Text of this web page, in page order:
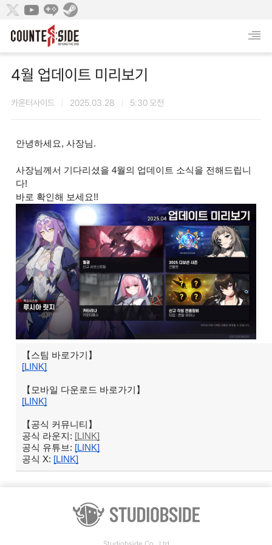
4월 업데이트 미리보기
카운터사이드 2025.03.28 5:30 오전
안녕하세요, 사장님.
사장님께서 기다리셨을 4월의 업데이트 소식을 전해드립니
다!
바로 확인해 보세요!!
【스팀 바로가기】
[LINK]
【모바일 다운로드 바로가기】
[LINK]
【공식 커뮤니티】
공식 라운지: [LINK]
공식 유튜브: [LINK]
공식 X: [LINK]